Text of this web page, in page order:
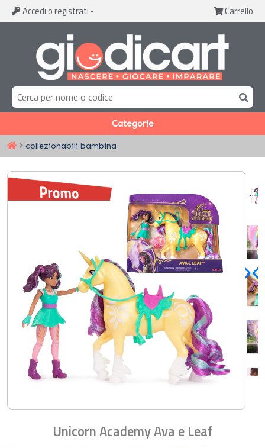
Accedi o registrati - Carrello
Categorie
collezionabili bambina
Unicorn Academy Ava e Leaf